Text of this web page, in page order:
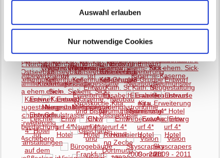
Auswahl erlauben
Nur notwendige Cookies